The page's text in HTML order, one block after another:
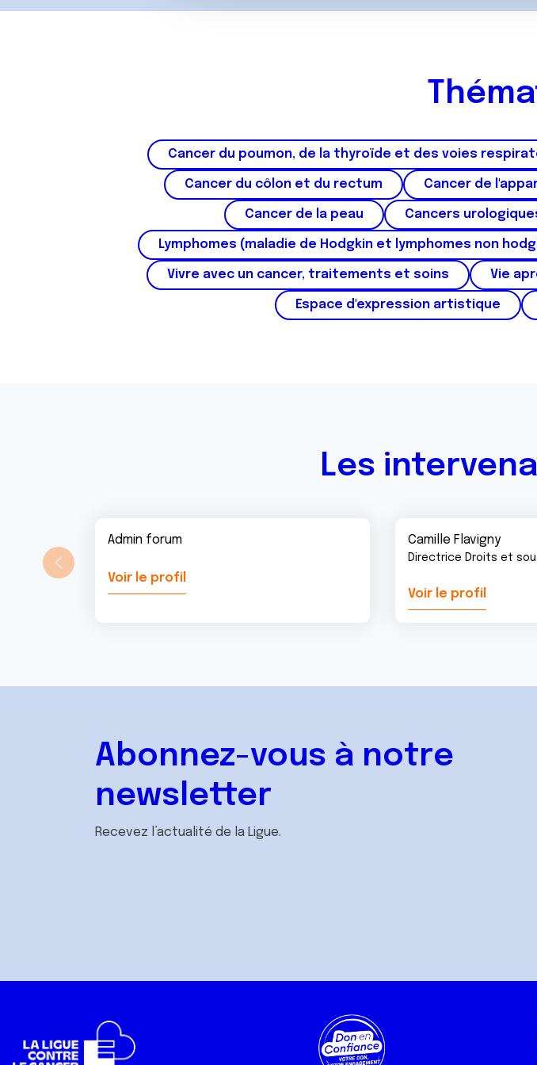
e
m
e
n
Cancer du poumon, de la thyroïde et des voies
Cancer du côlon et du rectum Cancer de
Cancer de la peau Cancers
Lymphomes (maladie de Hodgkin et lymphomes non
Vivre avec un cancer, traitements et soins Vie
Espace d'expression artistique
Les
Admin forum
Voir le profil
Camille Flavigny
Directrice Droits et
Voir le profil
Abonnez-vous à notre
newsletter
Recevez l’actualité de la Ligue.